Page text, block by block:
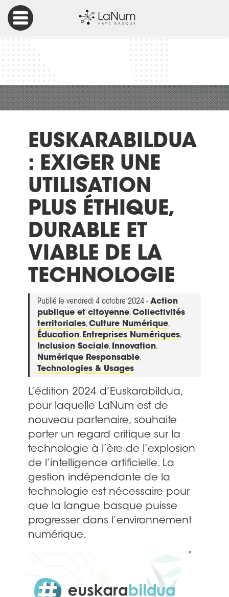
Action publique et citoyenne
Euskarabildua : exiger une utilisation plus éthique, durable
EUSKARABILDUA
: EXIGER UNE
UTILISATION
PLUS ÉTHIQUE,
DURABLE ET
VIABLE DE LA
TECHNOLOGIE
Publié le vendredi 4 octobre 2024 - Action
publique et citoyenne,Collectivités
territoriales,Culture Numérique,
Éducation, Entreprises Numériques,
Inclusion Sociale, Innovation,
Numérique Responsable,
Technologies & Usages
L’édition 2024 d’Euskarabildua,
pour laquelle LaNum est de
nouveau partenaire, souhaite
porter un regard critique sur la
technologie à l’ère de l’explosion
de l’intelligence artificielle. La
gestion indépendante de la
technologie est nécessaire pour
que la langue basque puisse
progresser dans l’environnement
numérique.
«